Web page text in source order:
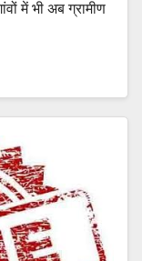
में भी अब ग्रामीण